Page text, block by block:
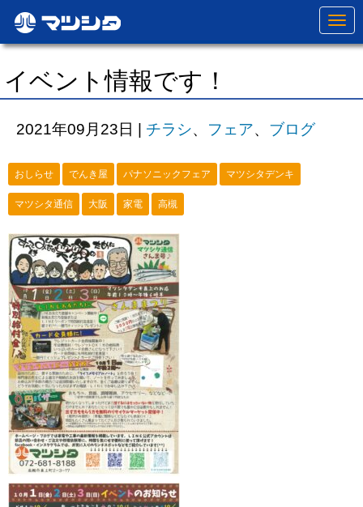
N
a
v
t
イベント情報です！
2021年09月23日 | チラシ、 フェア、 ブログ
おしらせ でんき屋 パナソニックフェア マツシタデンキ
マツシタ通信 大阪 家電 高槻